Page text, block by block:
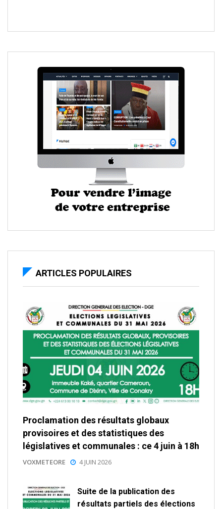
ARTICLES POPULAIRES
Proclamation des résultats globaux
provisoires et des statistiques des
législatives et communales : ce 4 juin à 18h
VOXMETEORE 4 JUIN 2026
Suite de la publication des
résultats partiels des élections